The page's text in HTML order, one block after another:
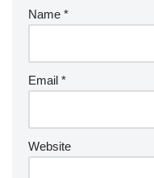
Name *
Email *
Website